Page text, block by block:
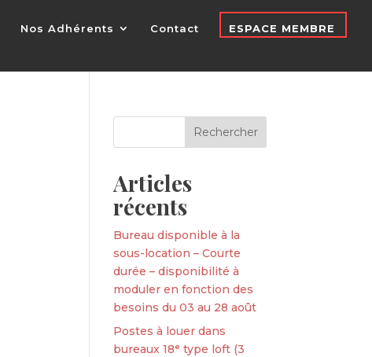
Nos Adhérents Contact ESPACE MEMBRE
Articles
récents
Bureau disponible à la
sous-location – Courte
durée – disponibilité à
moduler en fonction des
besoins du 03 au 28 août
Postes à louer dans
bureaux 18ᵉ type loft (3